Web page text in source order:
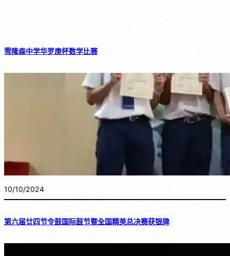
雪隆森中学华罗庚杯数学比赛
10/10/2024
第六届廿四节令鼓国际鼓节暨全国精英总决赛获银牌